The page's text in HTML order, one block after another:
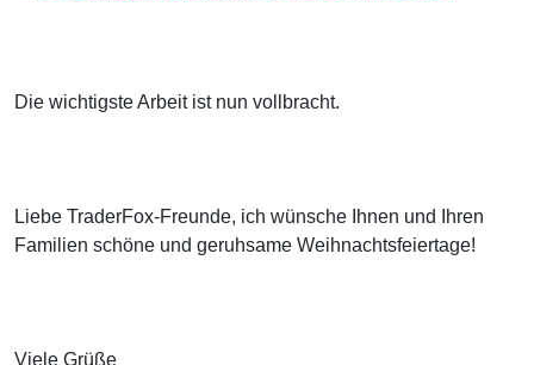
Die wichtigste Arbeit ist nun vollbracht.
Liebe TraderFox-Freunde, ich wünsche Ihnen und Ihren
Familien schöne und geruhsame Weihnachtsfeiertage!
Viele Grüße